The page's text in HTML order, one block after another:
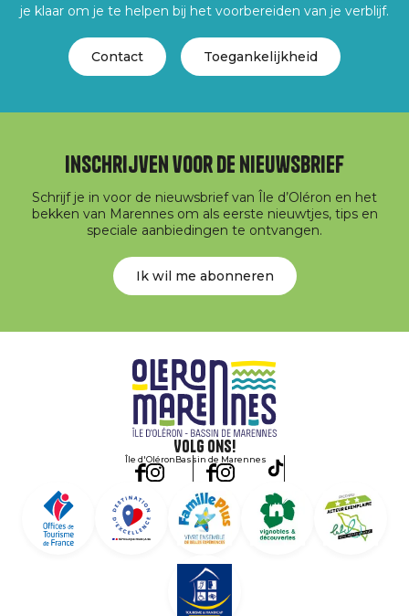
je klaar om je te helpen bij het voorbereiden van je verblijf.
Contact Toegankelijkheid
Inschrijven voor de nieuwsbrief
Schrijf je in voor de nieuwsbrief van Île d’Oléron en het
bekken van Marennes om als eerste nieuwtjes, tips en
speciale aanbiedingen te ontvangen.
Ik wil me abonneren
Volg ons!
Île d'OléronBassin de Marennes